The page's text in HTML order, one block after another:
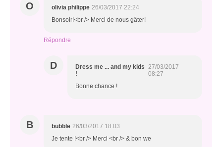
O olivia philippe 26/03/2017 22:24
Bonsoir!<br /> Merci de nous gâter!
Répondre
D
Dress me ... and my kids
!
27/03/2017
08:27
Bonne chance !
B bubble 26/03/2017 18:03
Je tente !<br /> Merci <br /> & bon we